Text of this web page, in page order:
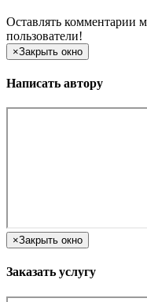
Оставлять комментарии
пользователи!
×Закрыть окно
Написать автору
×Закрыть окно
Заказать услугу